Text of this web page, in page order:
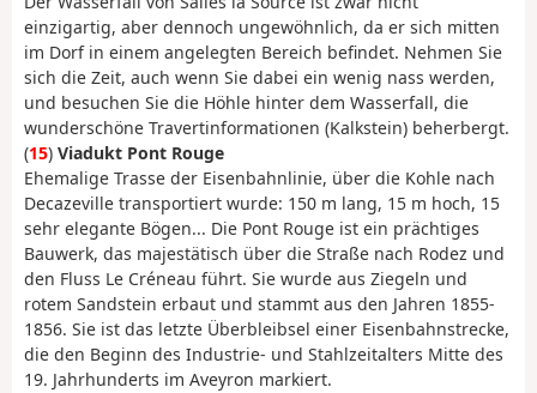
einzigartig, aber dennoch ungewöhnlich, da er sich mitten
im Dorf in einem angelegten Bereich befindet. Nehmen Sie
sich die Zeit, auch wenn Sie dabei ein wenig nass werden,
und besuchen Sie die Höhle hinter dem Wasserfall, die
wunderschöne Travertinformationen (Kalkstein) beherbergt.
(15) Viadukt Pont Rouge
Ehemalige Trasse der Eisenbahnlinie, über die Kohle nach
Decazeville transportiert wurde: 150 m lang, 15 m hoch, 15
sehr elegante Bögen... Die Pont Rouge ist ein prächtiges
Bauwerk, das majestätisch über die Straße nach Rodez und
den Fluss Le Créneau führt. Sie wurde aus Ziegeln und
rotem Sandstein erbaut und stammt aus den Jahren 1855-
1856. Sie ist das letzte Überbleibsel einer Eisenbahnstrecke,
die den Beginn des Industrie- und Stahlzeitalters Mitte des
19. Jahrhunderts im Aveyron markiert.